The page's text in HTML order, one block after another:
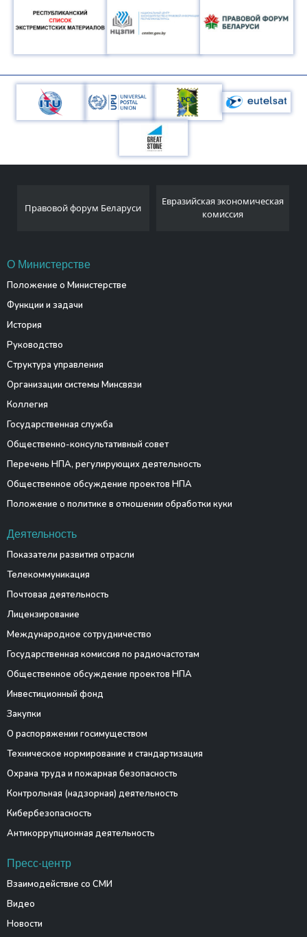
Беларуси
Евразийская экономическая
комиссия
статистический
Республики
О Министерстве
Положение о Министерстве
Функции и задачи
История
Руководство
Структура управления
Организации системы Минсвязи
Коллегия
Государственная служба
Общественно-консультативный совет
Перечень НПА, регулирующих деятельность
Общественное обсуждение проектов НПА
Положение о политике в отношении обработки куки
Деятельность
Показатели развития отрасли
Телекоммуникация
Почтовая деятельность
Лицензирование
Международное сотрудничество
Государственная комиссия по радиочастотам
Общественное обсуждение проектов НПА
Инвестиционный фонд
Закупки
О распоряжении госимуществом
Техническое нормирование и стандартизация
Охрана труда и пожарная безопасность
Контрольная (надзорная) деятельность
Кибербезопасность
Антикоррупционная деятельность
Пресс-центр
Взаимодействие со СМИ
Видео
Новости